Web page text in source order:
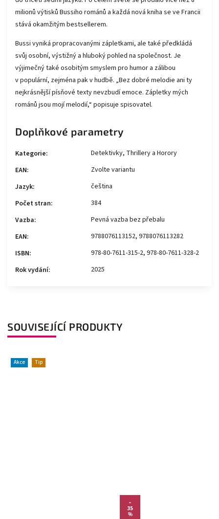
milionů výtisků Bussiho románů a každá nová kniha se ve Francii
stává okamžitým bestsellerem.
Bussi vyniká propracovanými zápletkami, ale také předkládá
svůj osobní, výstižný a hluboký pohled na společnost. Je
výjimečný také osobitým smyslem pro humor a zálibou
v populární, zejména pak v hudbě. „Bez dobré melodie ani ty
nejkrásnější písňové texty nevzbudí emoce. Zápletky mých
románů jsou mojí melodií,“ popisuje spisovatel.
Doplňkové parametry
Kategorie:
Detektivky, Thrillery a Horory
EAN:
Zvolte variantu
Jazyk:
čeština
Počet stran:
384
Vazba:
Pevná vazba bez přebalu
EAN:
9788076113152, 9788076113282
ISBN:
978-80-7611-315-2, 978-80-7611-328-2
Rok vydání: 2025
SOUVISEJÍCÍ PRODUKTY
Akce Tip
–
35
%